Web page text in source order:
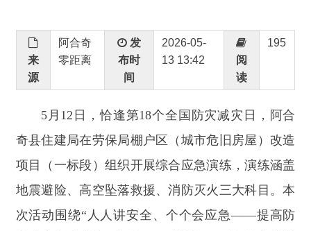
5月12日，恰逢第18个全国防灾减灾日，阿合
奇县住建局在劳保局棚户区（城市危旧房屋）改造
地震避险、高空坠落救援、消防灭火三大科目。本
次活动围绕“人人讲安全、个个会应急——提高防
灾减灾救灾能力”主题，用贴近施工现场的实战模
拟，排查安全防控短板，夯实工程项目安全生产根
基。